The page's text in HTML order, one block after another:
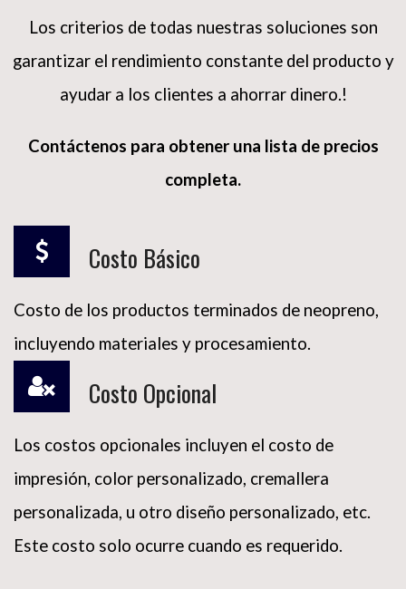
Los criterios de todas nuestras soluciones son
garantizar el rendimiento constante del producto y
ayudar a los clientes a ahorrar dinero.!
Contáctenos para obtener una lista de precios
completa.
Costo Básico
Costo de los productos terminados de neopreno,
incluyendo materiales y procesamiento.
Costo Opcional
Los costos opcionales incluyen el costo de
impresión, color personalizado, cremallera
personalizada, u otro diseño personalizado, etc.
Este costo solo ocurre cuando es requerido.